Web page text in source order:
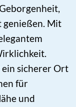
genießen. Mit
sicherer Ort
für
und